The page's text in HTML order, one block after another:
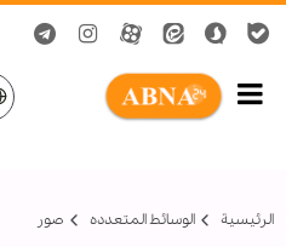
الرئيسية الوسائط المتعدده صور